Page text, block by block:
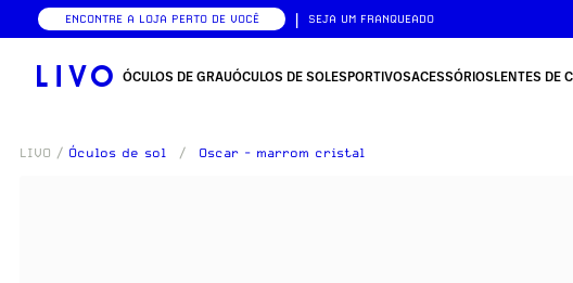
ENCONTRE A LOJA PERTO DE VOCÊ | SEJA UM FRANQUEADO
ÓCULOS DE GRAUÓCULOS DE SOLESPORTIVOSACESSÓRIOSLENTES DE
LIVO / Óculos de sol / Oscar - marrom cristal